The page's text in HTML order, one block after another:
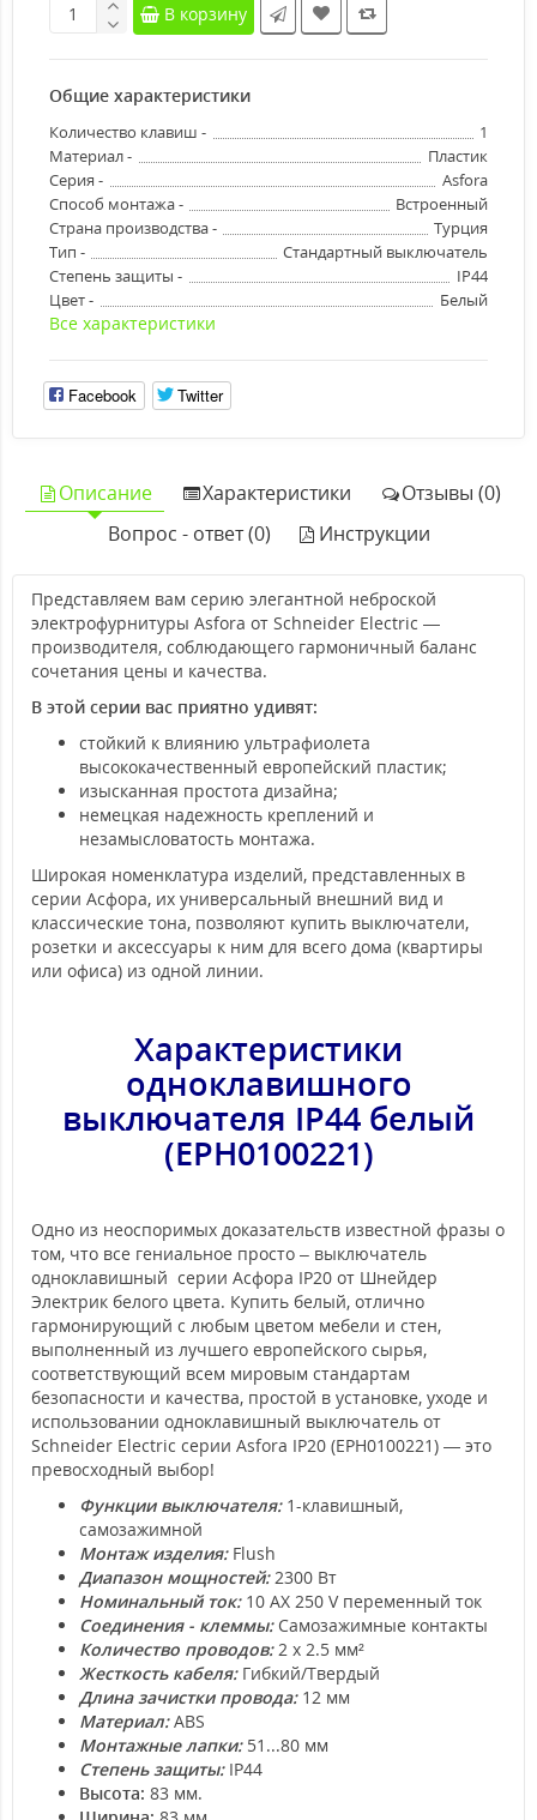
В корзину
Общие характеристики
Количество клавиш -
1
Материал -
Пластик
Серия -
Asfora
Способ монтажа -
Встроенный
Страна производства -
Турция
Тип -
Стандартный выключатель
Степень защиты -
IP44
Цвет -
Белый
Все характеристики
Facebook Twitter
Описание Характеристики
Отзывы (0)
Вопрос - ответ (0)
Инструкции
Представляем вам серию элегантной неброской
электрофурнитуры Asfora от Schneider Electric —
производителя, соблюдающего гармоничный баланс
сочетания цены и качества.
В этой серии вас приятно удивят:
стойкий к влиянию ультрафиолета
высококачественный европейский пластик;
изысканная простота дизайна;
немецкая надежность креплений и
незамысловатость монтажа.
Широкая номенклатура изделий, представленных в
серии Асфора, их универсальный внешний вид и
классические тона, позволяют купить выключатели,
розетки и аксессуары к ним для всего дома (квартиры
или офиса) из одной линии.
Характеристики
одноклавишного
выключателя IP44 белый
(EPH0100221)
Одно из неоспоримых доказательств известной фразы о
том, что все гениальное просто – выключатель
одноклавишный серии Асфора IP20 от Шнейдер
Электрик белого цвета. Купить белый, отлично
гармонирующий с любым цветом мебели и стен,
выполненный из лучшего европейского сырья,
соответствующий всем мировым стандартам
безопасности и качества, простой в установке, уходе и
использовании одноклавишный выключатель от
Schneider Electric серии Asfora IP20 (EPH0100221) — это
превосходный выбор!
Функции выключателя:1-клавишный,
самозажимной
Монтаж изделия:Flush
Диапазон мощностей:2300 Вт
Номинальный ток:10 AX 250 V переменный ток
Соединения - клеммы:Самозажимные контакты
Количество проводов:2 x 2.5 мм²
Жесткость кабеля:Гибкий/Твердый
Длина зачистки провода:12 мм
Материал:ABS
Монтажные лапки: 51...80 мм
Степень защиты: IP44
Высота: 83 мм.